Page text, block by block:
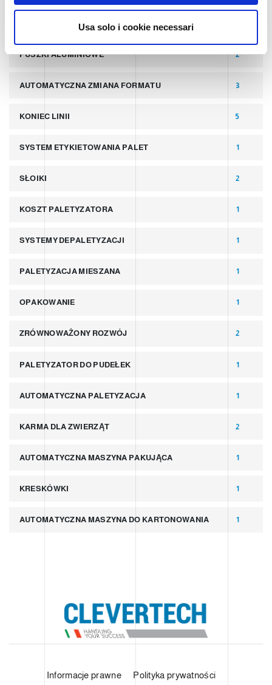
o
Usa solo i cookie necessari
LINIA PRODUKCYJNA PUSZEK ALUMINIOWYCH
PUSZKI ALUMINIOWE 2
AUTOMATYCZNA ZMIANA FORMATU 3
KONIEC LINII 5
SYSTEM ETYKIETOWANIA PALET 1
SŁOIKI 2
KOSZT PALETYZATORA 1
SYSTEMY DEPALETYZACJI 1
PALETYZACJA MIESZANA 1
OPAKOWANIE 1
ZRÓWNOWAŻONY ROZWÓJ 2
PALETYZATOR DO PUDEŁEK 1
AUTOMATYCZNA PALETYZACJA 1
KARMA DLA ZWIERZĄT 2
AUTOMATYCZNA MASZYNA PAKUJĄCA 1
KRESKÓWKI 1
AUTOMATYCZNA MASZYNA DO KARTONOWANIA 1
Informacje prawne Polityka prywatności